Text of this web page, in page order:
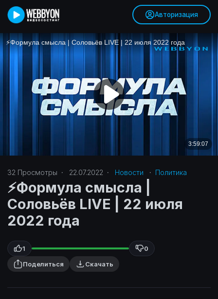
Авторизация
32 Просмотры · 22.07.2022 · Новости · Политика‎
⚡️Формула смысла |
Соловьёв LIVE | 22 июля
2022 года
1
0
Поделиться
Скачать